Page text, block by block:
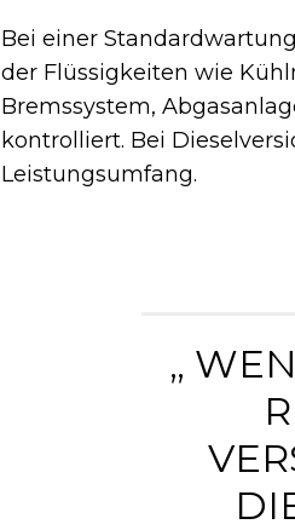
Bei einer
der Flüssigkeiten wie
Bremssystem,
kontrolliert. Bei
Leistungsumfang.
„